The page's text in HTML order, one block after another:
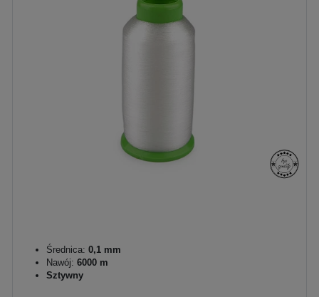
Średnica: 0,1 mm
Nawój: 6000 m
Sztywny